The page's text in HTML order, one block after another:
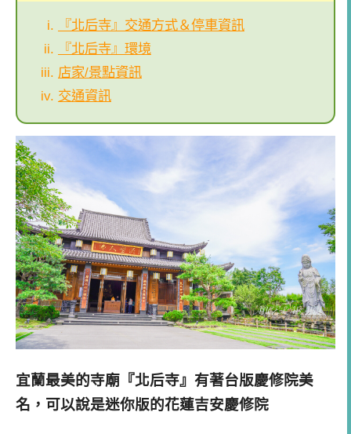
『北后寺』交通方式＆停車資訊
『北后寺』環境
店家/景點資訊
交通資訊
宜蘭最美的寺廟『北后寺』有著台版慶修院美
名，可以說是迷你版的花蓮吉安慶修院